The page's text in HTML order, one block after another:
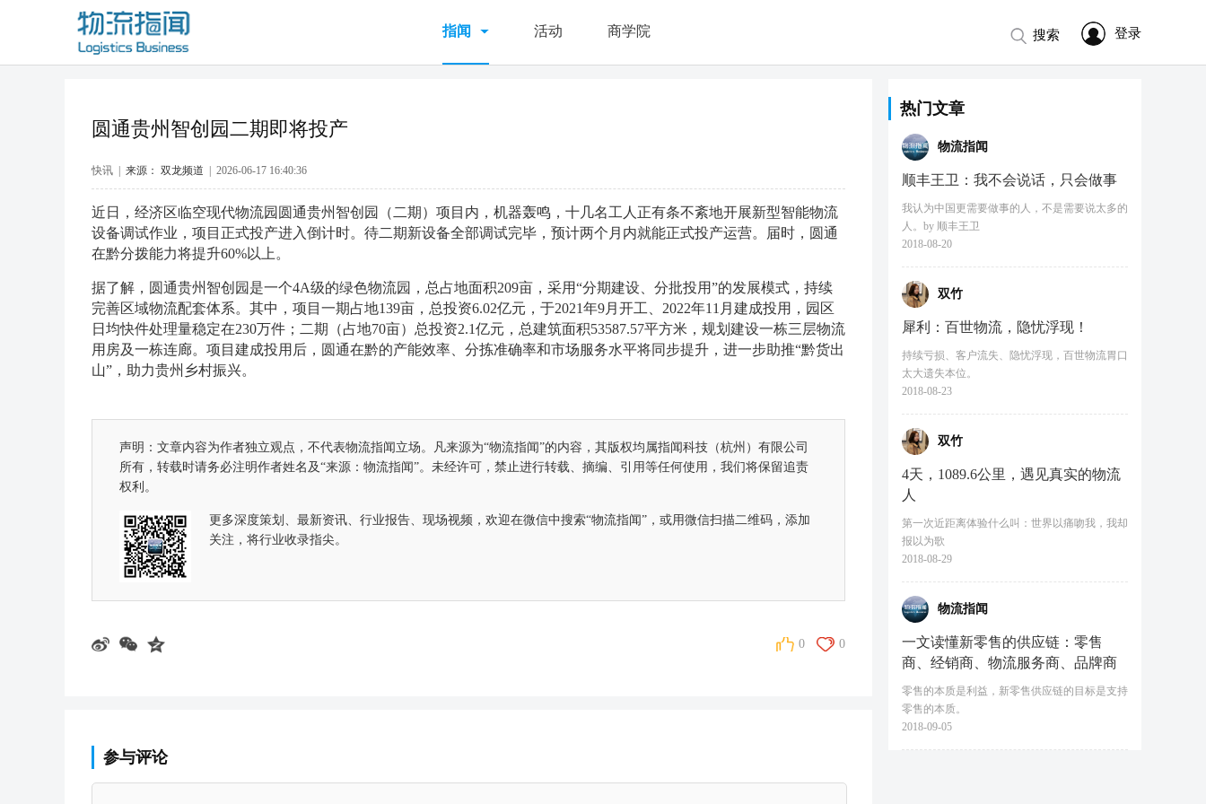
指闻 活动 商学院 登录
搜索
圆通贵州智创园二期即将投产
快讯 | 来源： 双龙频道 | 2026-06-17 16:40:36
近日，经济区临空现代物流园圆通贵州智创园（二期）项目内，机器轰鸣，十几名工人正有条不紊地开展新型智能物流
设备调试作业，项目正式投产进入倒计时。待二期新设备全部调试完毕，预计两个月内就能正式投产运营。届时，圆通
在黔分拨能力将提升60%以上。
据了解，圆通贵州智创园是一个4A级的绿色物流园，总占地面积209亩，采用“分期建设、分批投用”的发展模式，持续
完善区域物流配套体系。其中，项目一期占地139亩，总投资6.02亿元，于2021年9月开工、2022年11月建成投用，园区
日均快件处理量稳定在230万件；二期（占地70亩）总投资2.1亿元，总建筑面积53587.57平方米，规划建设一栋三层物流
用房及一栋连廊。项目建成投用后，圆通在黔的产能效率、分拣准确率和市场服务水平将同步提升，进一步助推“黔货出
山”，助力贵州乡村振兴。
声明：文章内容为作者独立观点，不代表物流指闻立场。凡来源为“物流指闻”的内容，其版权均属指闻科技（杭州）有限公司
所有，转载时请务必注明作者姓名及“来源：物流指闻”。未经许可，禁止进行转载、摘编、引用等任何使用，我们将保留追责
权利。
更多深度策划、最新资讯、行业报告、现场视频，欢迎在微信中搜索“物流指闻”，或用微信扫描二维码，添加
关注，将行业收录指尖。
0 0
参与评论
热门文章
物流指闻
顺丰王卫：我不会说话，只会做事
我认为中国更需要做事的人，不是需要说太多的
人。by 顺丰王卫
2018-08-20
双竹
犀利：百世物流，隐忧浮现！
持续亏损、客户流失、隐忧浮现，百世物流胃口
太大遗失本位。
2018-08-23
双竹
4天，1089.6公里，遇见真实的物流
人
第一次近距离体验什么叫：世界以痛吻我，我却
报以为歌
2018-08-29
物流指闻
一文读懂新零售的供应链：零售
商、经销商、物流服务商、品牌商
零售的本质是利益，新零售供应链的目标是支持
零售的本质。
2018-09-05